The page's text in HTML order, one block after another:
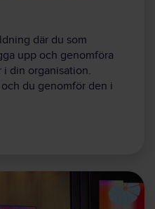
där du som
upp och genomföra
din organisation.
du genomför den i